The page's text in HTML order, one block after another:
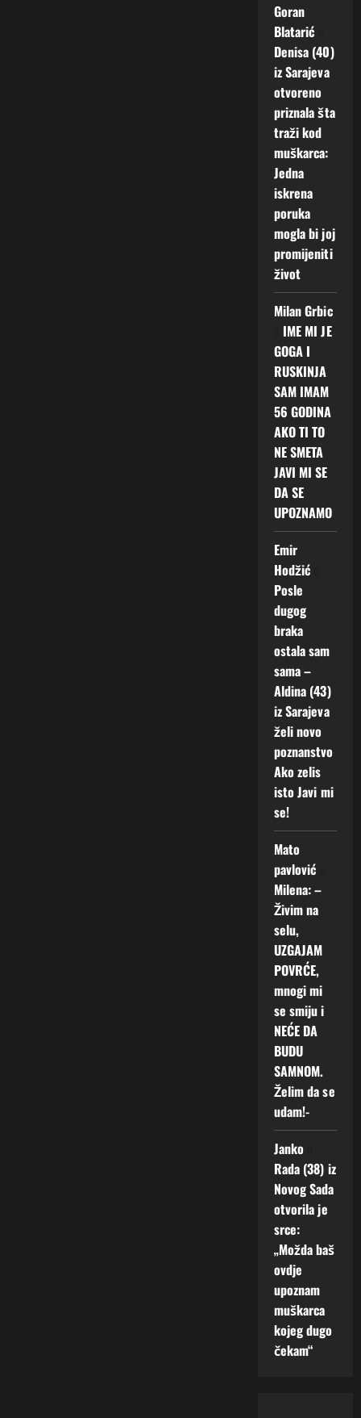
Goran
Blatarić
Denisa (40)
iz Sarajeva
otvoreno
priznala šta
traži kod
muškarca:
Jedna
iskrena
poruka
mogla bi joj
promijeniti
život
Milan Grbic
IME MI JE
GOGA I
RUSKINJA
SAM IMAM
56 GODINA
AKO TI TO
NE SMETA
JAVI MI SE
DA SE
UPOZNAMO
Emir
Hodžić
Posle
dugog
braka
ostala sam
sama –
Aldina (43)
iz Sarajeva
želi novo
poznanstvo
Ako zelis
isto Javi mi
se!
Mato
pavlović
Milena: –
Živim na
selu,
UZGAJAM
POVRĆE,
mnogi mi
se smiju i
NEĆE DA
BUDU
SAMNOM.
Želim da se
udam!-
Janko
Rada (38) iz
Novog Sada
otvorila je
srce:
„Možda baš
ovdje
upoznam
muškarca
kojeg dugo
čekam“